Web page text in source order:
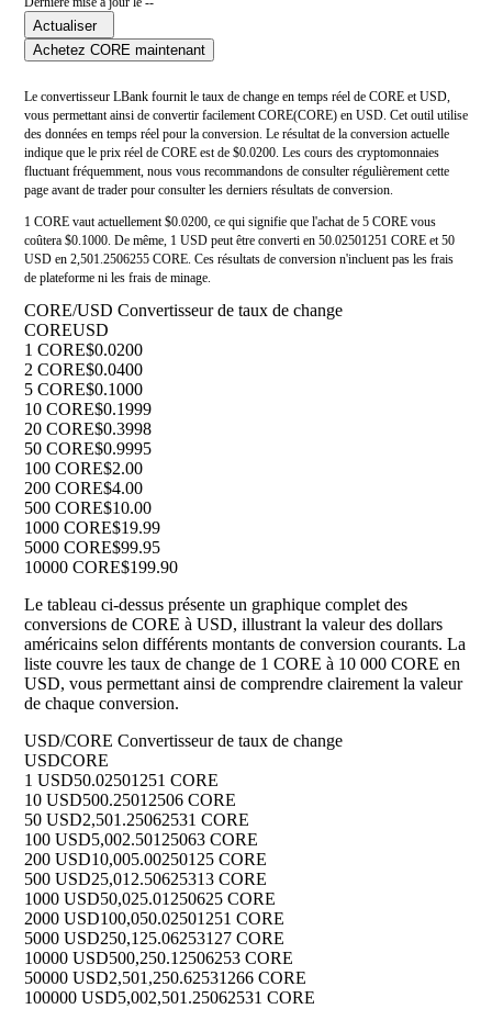
Actualiser
Achetez CORE maintenant
Le convertisseur LBank fournit le taux de change en temps réel de CORE et USD,
vous permettant ainsi de convertir facilement CORE(CORE) en USD. Cet outil utilise
des données en temps réel pour la conversion. Le résultat de la conversion actuelle
indique que le prix réel de CORE est de $0.0200. Les cours des cryptomonnaies
fluctuant fréquemment, nous vous recommandons de consulter régulièrement cette
page avant de trader pour consulter les derniers résultats de conversion.
1 CORE vaut actuellement $0.0200, ce qui signifie que l'achat de 5 CORE vous
coûtera $0.1000. De même, 1 USD peut être converti en 50.02501251 CORE et 50
USD en 2,501.2506255 CORE. Ces résultats de conversion n'incluent pas les frais
de plateforme ni les frais de minage.
CORE/USD Convertisseur de taux de change
COREUSD
1 CORE$0.0200
2 CORE$0.0400
5 CORE$0.1000
10 CORE$0.1999
20 CORE$0.3998
50 CORE$0.9995
100 CORE$2.00
200 CORE$4.00
500 CORE$10.00
1000 CORE$19.99
5000 CORE$99.95
10000 CORE$199.90
Le tableau ci-dessus présente un graphique complet des
conversions de CORE à USD, illustrant la valeur des dollars
américains selon différents montants de conversion courants. La
liste couvre les taux de change de 1 CORE à 10 000 CORE en
USD, vous permettant ainsi de comprendre clairement la valeur
de chaque conversion.
USD/CORE Convertisseur de taux de change
USDCORE
1 USD50.02501251 CORE
10 USD500.25012506 CORE
50 USD2,501.25062531 CORE
100 USD5,002.50125063 CORE
200 USD10,005.00250125 CORE
500 USD25,012.50625313 CORE
1000 USD50,025.01250625 CORE
2000 USD100,050.02501251 CORE
5000 USD250,125.06253127 CORE
10000 USD500,250.12506253 CORE
50000 USD2,501,250.62531266 CORE
100000 USD5,002,501.25062531 CORE